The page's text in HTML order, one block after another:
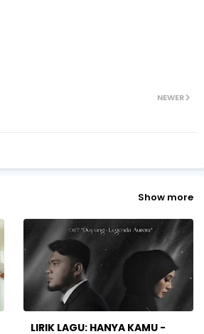
NEWER
Show more
LIRIK LAGU: HANYA KAMU -